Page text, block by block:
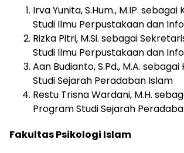
Irva Yunita, S.Hum., M.IP.
Studi Ilmu Perpustakaan dan
Rizka Pitri, M.Si. sebagai
Studi Ilmu Perpustakaan dan
Aan Budianto, S.Pd., M.A.
Studi Sejarah Peradaban Islam
Restu Trisna Wardani, M.H.
Program Studi Sejarah
Fakultas Psikologi Islam